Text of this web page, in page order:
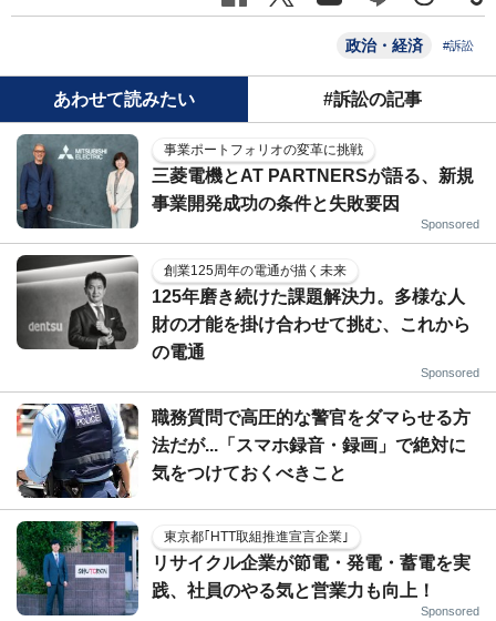
政治・経済 #訴訟
あわせて読みたい #訴訟の記事
事業ポートフォリオの変革に挑戦
三菱電機とAT PARTNERSが語る、新規
事業開発成功の条件と失敗要因
Sponsored
創業125周年の電通が描く未来
125年磨き続けた課題解決力。多様な人
財の才能を掛け合わせて挑む、これから
の電通
Sponsored
職務質問で高圧的な警官をダマらせる方
法だが...「スマホ録音・録画」で絶対に
気をつけておくべきこと
東京都｢HTT取組推進宣言企業｣
リサイクル企業が節電・発電・蓄電を実
践、社員のやる気と営業力も向上！
Sponsored